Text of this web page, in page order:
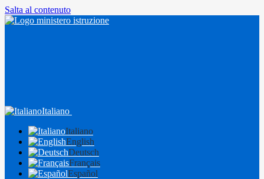
Salta al contenuto
Italiano
Italiano
English
Deutsch
Français
Español